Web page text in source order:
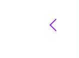
prev